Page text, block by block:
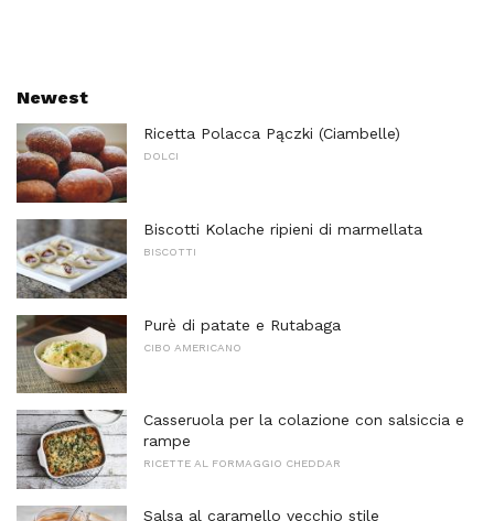
Newest
Ricetta Polacca Pączki (Ciambelle)
DOLCI
Biscotti Kolache ripieni di marmellata
BISCOTTI
Purè di patate e Rutabaga
CIBO AMERICANO
Casseruola per la colazione con salsiccia e
rampe
RICETTE AL FORMAGGIO CHEDDAR
Salsa al caramello vecchio stile